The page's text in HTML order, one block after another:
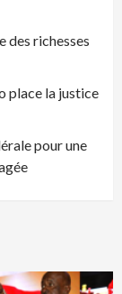
des richesses
place la justice
pour une